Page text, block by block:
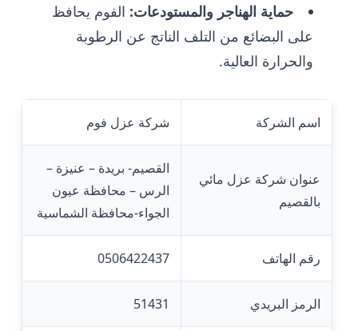
حماية الهناجر والمستودعات: الفوم يحافظ
على البضائع من التلف الناتج عن الرطوبة
والحرارة العالية.
اسم الشركة شركة عزل فوم
عنوان شركة عزل مائي
بالقصيم
القصيم- بريدة – عنيزة –
الرس – محافظة عيون
الجواء-محافظة الشماسية
رقم الهاتف 0506422437
الرمز البريدي 51431